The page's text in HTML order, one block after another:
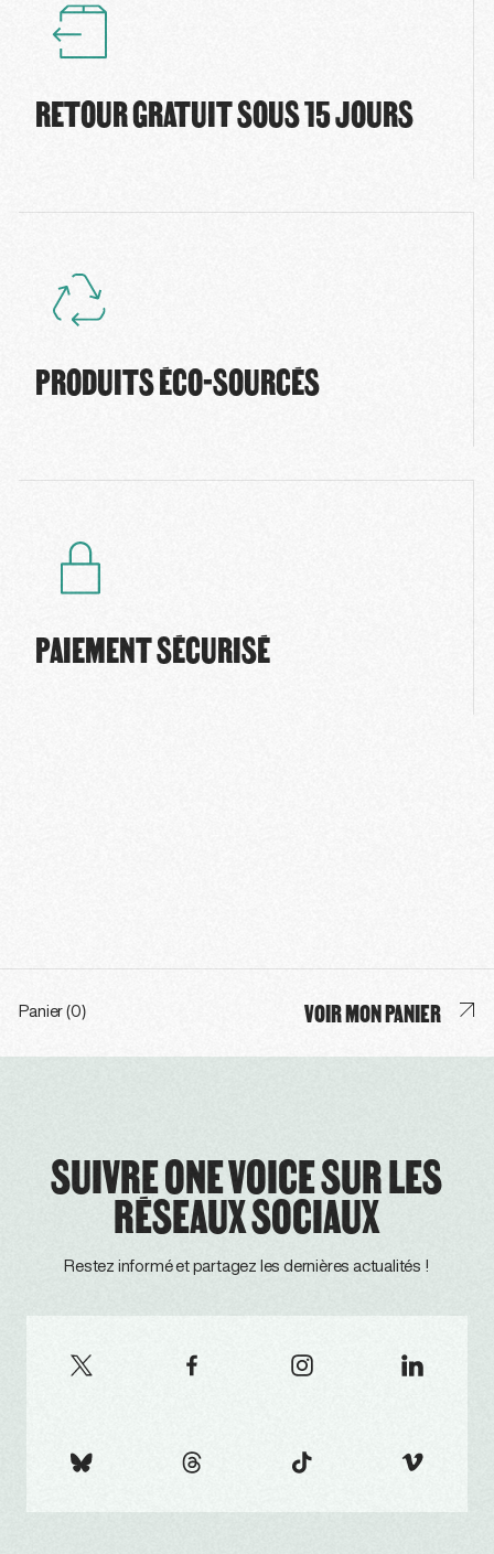
RETOUR GRATUIT SOUS 15 JOURS
PRODUITS ÉCO-SOURCÉS
PAIEMENT SÉCURISÉ
Panier (0) VOIR MON PANIER
SUIVRE ONE VOICE SUR LES
RÉSEAUX SOCIAUX
Restez informé et partagez les dernières actualités !